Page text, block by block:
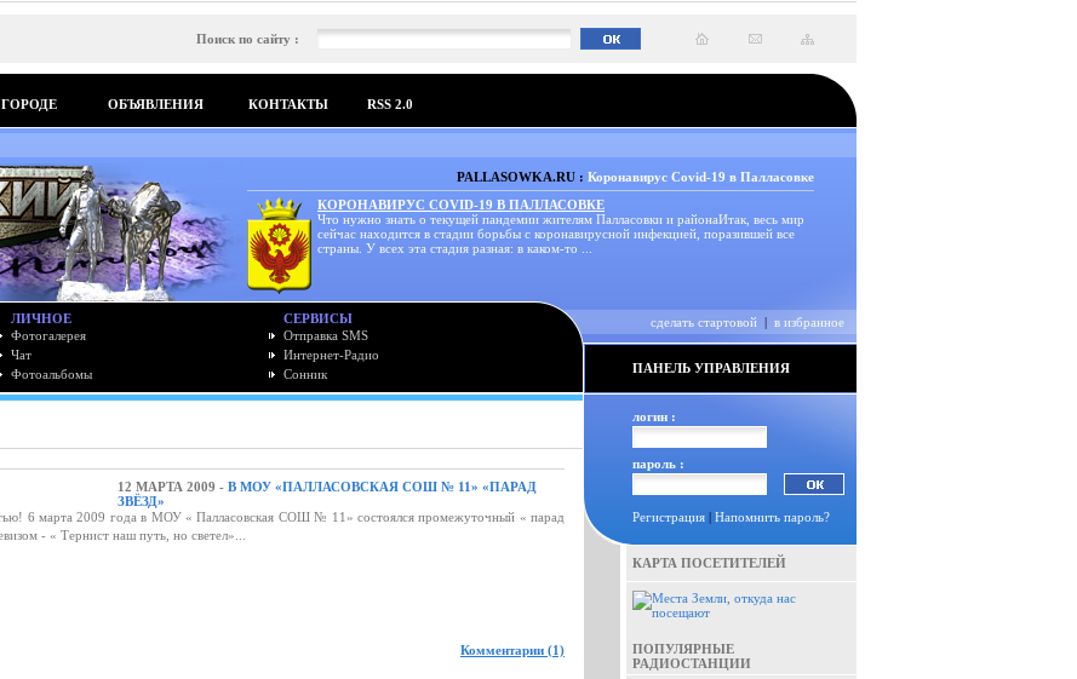
Поиск по сайту :
ОБЪЯВЛЕНИЯ КОНТАКТЫ RSS 2.0
PALLASOWKA.RU : Коронавирус Covid-19 в Палласовке
КОРОНАВИРУС COVID-19 В ПАЛЛАСОВКЕ
Что нужно знать о текущей пандемии жителям Палласовки и районаИтак, весь мир
сейчас находится в стадии борьбы с коронавирусной инфекцией, поразившей все
страны. У всех эта стадия разная: в каком-то ...
ЛИЧНОЕ
Фотогалерея
Чат
Фотоальбомы
СЕРВИСЫ
Отправка SMS
Интернет-Радио
Сонник
сделать стартовой | в избранное
ПАНЕЛЬ УПРАВЛЕНИЯ
12 МАРТА 2009 - В МОУ «ПАЛЛАСОВСКАЯ СОШ № 11» «ПАРАД
ЗВЁЗД»
6 марта 2009 года в МОУ « Палласовская СОШ № 11» состоялся промежуточный « парад
- « Тернист наш путь, но светел»...
Комментарии (1)
логин :
пароль :
Регистрация | Напомнить пароль?
КАРТА ПОСЕТИТЕЛЕЙ
ПОПУЛЯРНЫЕ
РАДИОСТАНЦИИ